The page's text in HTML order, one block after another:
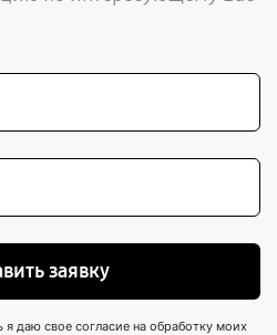
заявку
даю свое согласие на обработку моих